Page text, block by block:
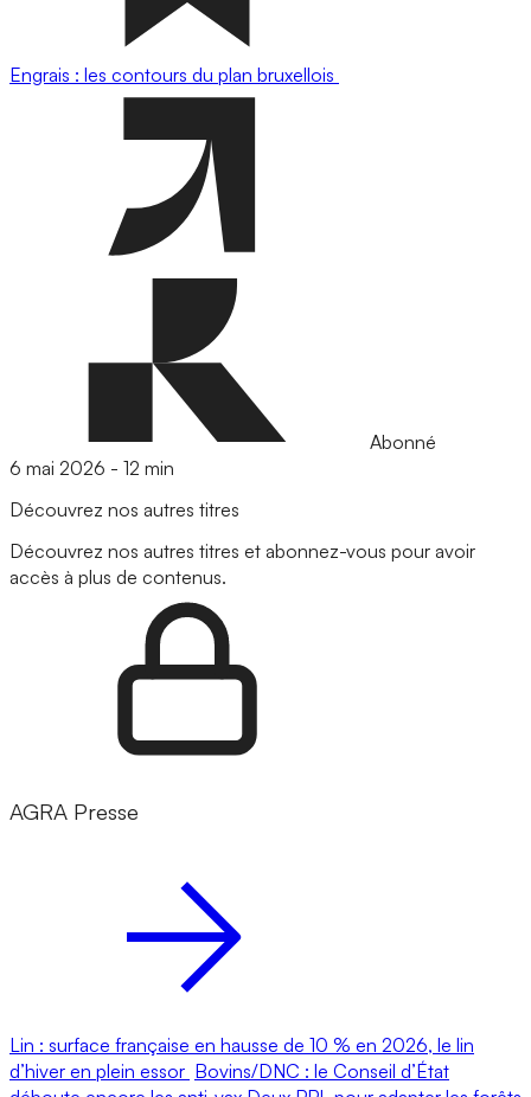
Engrais : les contours du plan bruxellois
Abonné
6 mai 2026 - 12 min
Découvrez nos autres titres
Découvrez nos autres titres et abonnez-vous pour avoir
accès à plus de contenus.
AGRA Presse
Lin : surface française en hausse de 10 % en 2026, le lin
d’hiver en plein essor Bovins/DNC : le Conseil d’État